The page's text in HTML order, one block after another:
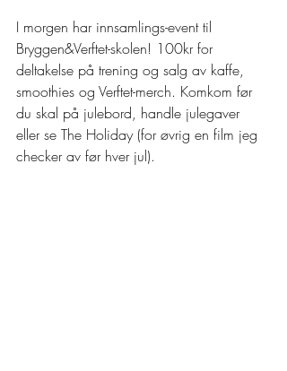
I morgen har innsamlings-event til
Bryggen&Verftet-skolen! 100kr for
deltakelse på trening og salg av kaffe,
smoothies og Verftet-merch. Komkom før
du skal på julebord, handle julegaver
eller se The Holiday (for øvrig en film jeg
checker av før hver jul).